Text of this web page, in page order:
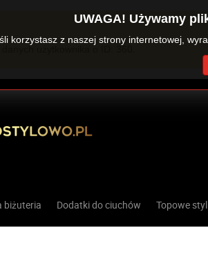
biżuteria Dodatki do ciuchów Topowe
UWAGA! Używamy
korzystasz z naszej strony internetowej,